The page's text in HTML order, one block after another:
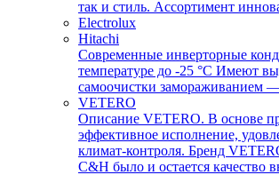
так и стиль. Ассортимент
Electrolux
Hitachi
Современные инверторные
температуре до -25 °С Имеют
самоочистки замораживанием
VETERO
Описание VETERO. В основе
эффективное исполнение,
климат-контроля. Бренд
C&H было и остается качество